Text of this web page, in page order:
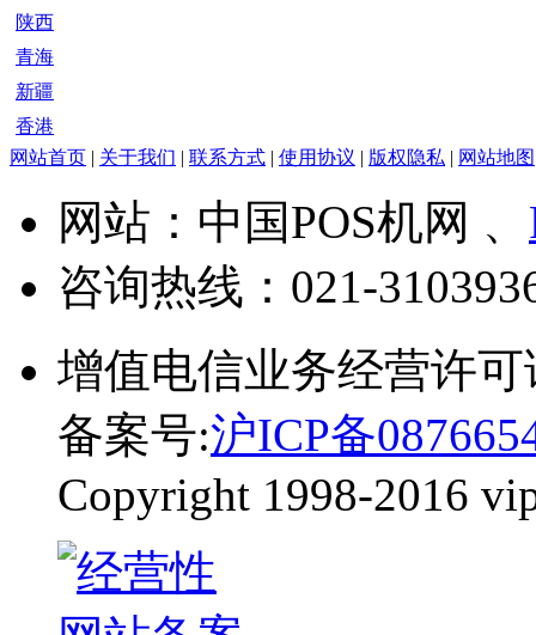
陕西
青海
新疆
香港
网站首页
关于我们 联系方式 使用协议 版权隐私 网站地图
网站：中国POS机网 、
咨询热线： 021-
增值电信业务经营许可
备案号:沪ICP备
Copyright 1998-2016